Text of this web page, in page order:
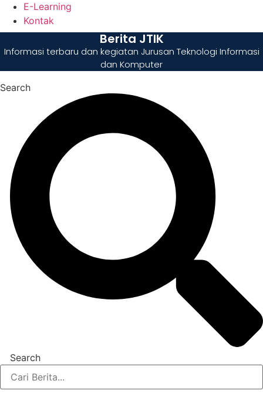
E-Learning
Kontak
Berita JTIK
Informasi terbaru dan kegiatan Jurusan Teknologi Informasi
dan Komputer
Search
Search